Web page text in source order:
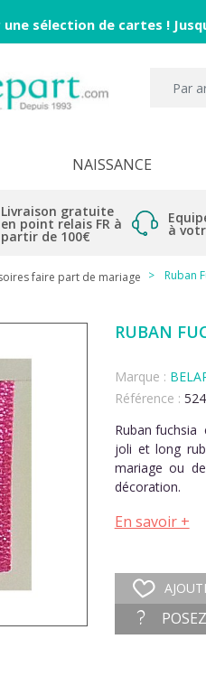
une sélection de cartes !
NAISSANCE
Livraison gratuite
en point relais FR à
partir de 100€ à
faire part de mariage Ruban
RUBAN
Marque :
Référence :
Ruban fuchsia
joli et long
mariage ou
décoration.
En savoir +